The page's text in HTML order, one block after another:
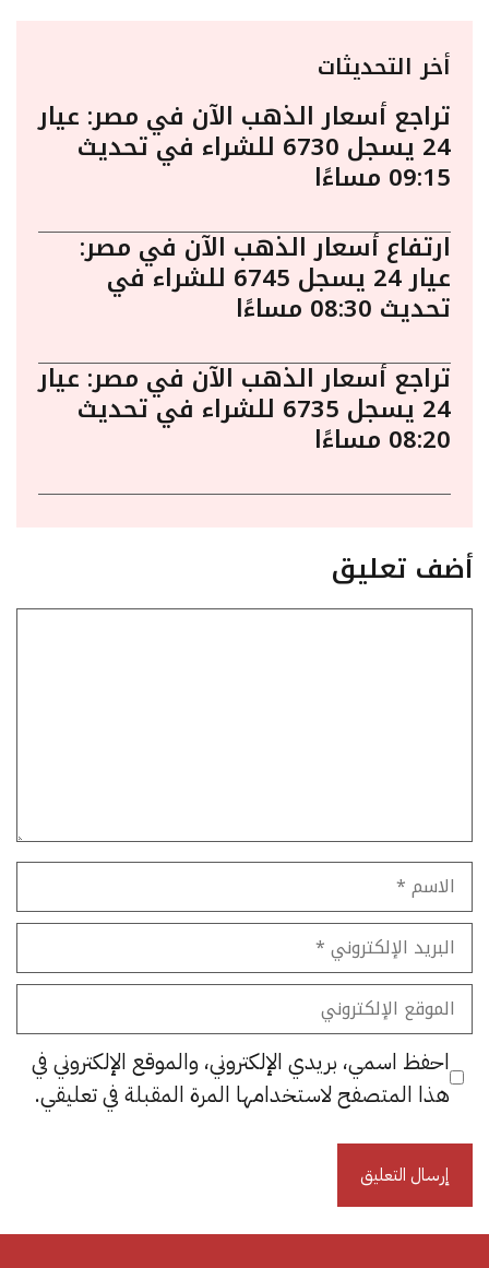
أخر التحديثات
تراجع أسعار الذهب الآن في مصر: عيار
24 يسجل 6730 للشراء في تحديث
09:15 مساءًا
ارتفاع أسعار الذهب الآن في مصر:
عيار 24 يسجل 6745 للشراء في
تحديث 08:30 مساءًا
تراجع أسعار الذهب الآن في مصر: عيار
24 يسجل 6735 للشراء في تحديث
08:20 مساءًا
أضف تعليق
الاسم
البريد
الإلكتروني
الموقع
الإلكتروني
احفظ اسمي، بريدي الإلكتروني، والموقع الإلكتروني في
هذا المتصفح لاستخدامها المرة المقبلة في تعليقي.